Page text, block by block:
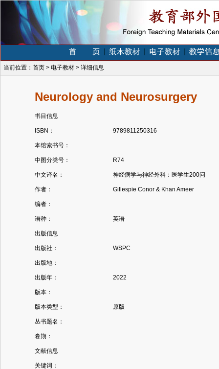
当前位置： 首页 > 电子教材 > 详细信息
Neurology and Neurosurgery
书目信息
ISBN： 9789811250316
本馆索书号：
中图分类号： R74
中文译名： 神经病学与神经外科：医学生200问
作者： Gillespie Conor & Khan Ameer
编者：
语种： 英语
出版信息
出版社： WSPC
出版地：
出版年： 2022
版本：
版本类型： 原版
丛书题名：
卷期：
文献信息
关键词：